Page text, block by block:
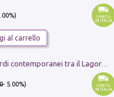
al carrello
Pastori. Sguardi contemporanei tra il Lagorai e la pianura. Ediz. illustrata
- 5.00%)